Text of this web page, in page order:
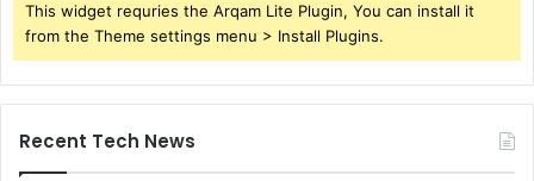
This widget requries the Arqam Lite Plugin, You can install it
from the Theme settings menu > Install Plugins.
Recent Tech News